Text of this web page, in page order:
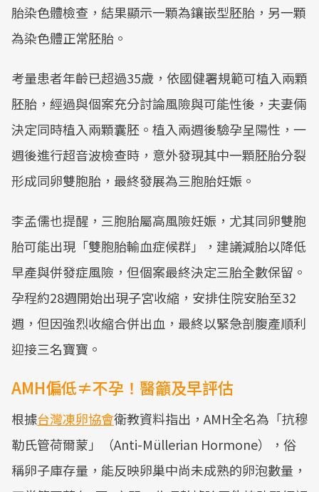
胎染色體檢查，結果顯示一顆為鑲嵌型胚胎，另一顆
為染色體正常胚胎。
考量患者年齡已超過35歲，依國健署規範可植入兩顆
胚胎，經過與個案充分討論風險與可能性後，夫妻倆
決定同時植入兩顆囊胚。植入兩週後驗孕呈陽性，一
週後進行超音波檢查時，意外發現其中一顆胚胎分裂
形成同卵雙胞胎，最終發展為三胞胎妊娠。
李孟儒也提醒，三胞胎屬高風險妊娠，尤其同卵雙胞
胎可能出現「雙胞胎輸血症候群」，建議減胎以降低
早產與併發症風險，但個案最終決定三胎全數保留。
孕程約28週開始出現子宮收縮，安排住院安胎至32
週，但因強烈收縮合併出血，最終以緊急剖腹產順利
迎接三名寶寶。
AMH偏低≠不孕！醫籲及早評估
根據台灣凍卵協會衛教資料指出，AMH全名為「抗穆
勒氏管荷爾蒙」（Anti-Müllerian Hormone），俗
稱卵子庫存量，能反映卵巢中尚未成熟的卵泡數量，